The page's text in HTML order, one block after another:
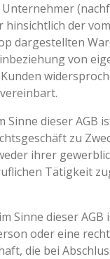
hinsichtlich der
dargestellten
von
Sinne dieser AGB
zu
ihrer
Tätigkeit
Sinne dieser AGB
oder eine
die bei